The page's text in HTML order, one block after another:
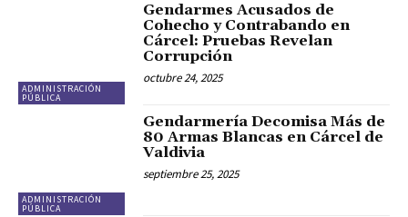
ADMINISTRACIÓN
PÚBLICA
Gendarmes Acusados de
Cohecho y Contrabando en
Cárcel: Pruebas Revelan
Corrupción
octubre 24, 2025
ADMINISTRACIÓN
PÚBLICA
Gendarmería Decomisa Más de
80 Armas Blancas en Cárcel de
Valdivia
septiembre 25, 2025